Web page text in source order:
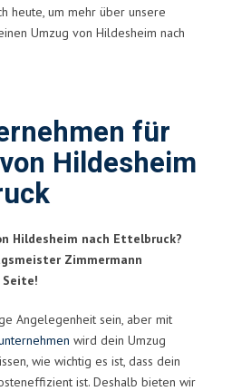
heute, um mehr über unsere
Umzug von Hildesheim nach
für
Hildesheim
Hildesheim nach Ettelbruck?
Zimmermann
Angelegenheit sein, aber mit
wird dein Umzug
wie wichtig es ist, dass dein
ist. Deshalb bieten wir